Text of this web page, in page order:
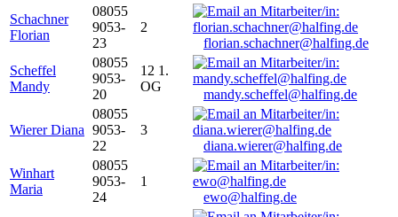
Schachner
Florian
08055
9053-
23
2
florian.schachner@halfing.de
Scheffel
Mandy
08055
9053-
20
12 1.
OG
mandy.scheffel@halfing.de
Wierer Diana
08055
9053-
22
3
diana.wierer@halfing.de
Winhart
Maria
08055
9053-
24
1
ewo@halfing.de